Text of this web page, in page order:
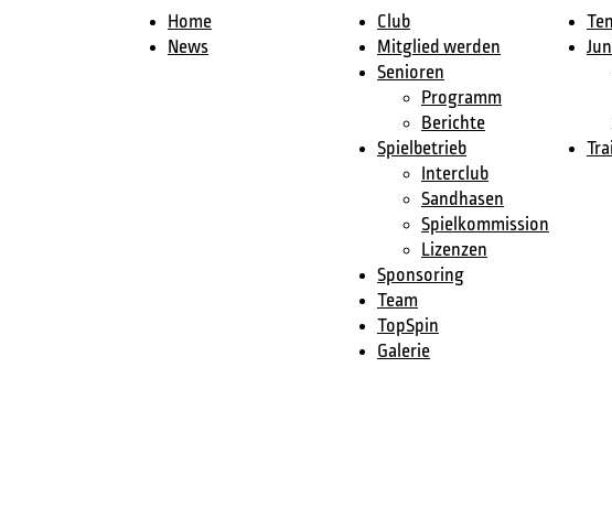
Home
News
Club
Mitglied werden
Senioren
Programm
Berichte
Spielbetrieb
Interclub
Sandhasen
Spielkommission
Lizenzen
Sponsoring
Team
TopSpin
Galerie